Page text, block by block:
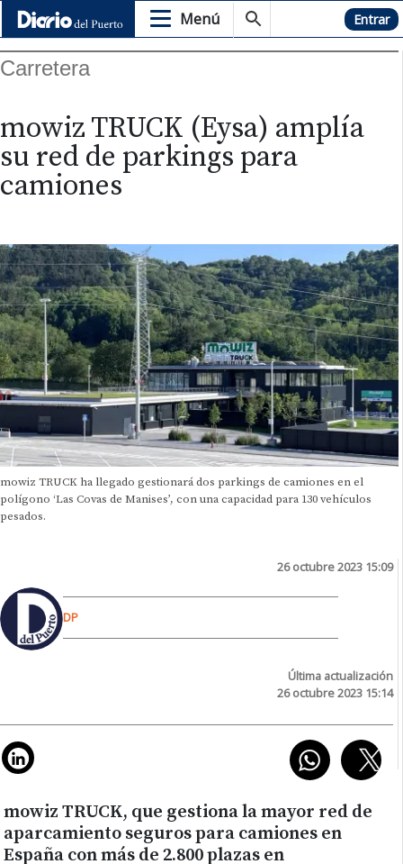
Menú Hemeroteca Entrar
Carretera
mowiz TRUCK (Eysa) amplía
su red de parkings para
camiones
mowiz TRUCK ha llegado gestionará dos parkings de camiones en el
polígono ‘Las Covas de Manises’, con una capacidad para 130 vehículos
pesados.
26 octubre 2023 15:09
DP
Última actualización
26 octubre 2023 15:14
mowiz TRUCK, que gestiona la mayor red de
aparcamiento seguros para camiones en
España con más de 2.800 plazas en